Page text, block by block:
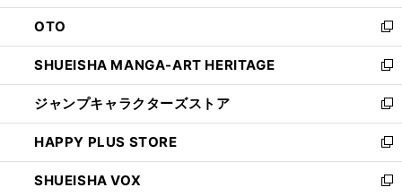
ウ
で
開
く
ン
ド
ウ
で
開
く
OTO
新
し
い
ウ
ィ
ン
ド
ウ
で
SHUEISHA MANGA-ART HERITAGE
新
し
い
ウ
ィ
ン
ド
ジャンプキャラクターズストア
新
し
い
ウ
ィ
HAPPY PLUS STORE
新
し
い
SHUEISHA VOX
新